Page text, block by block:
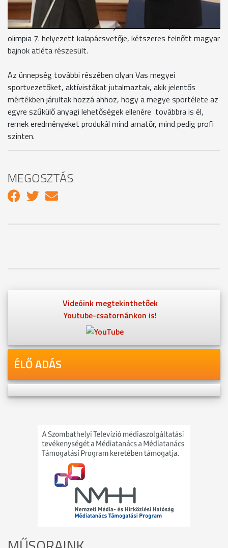
sportéletét. Ezt követően Vas Megye 28. Örökös Bajnokát
szólították az emelvényre. A díjban Szitás Imre, a szöuli
olimpia 7. helyezett kalapácsvetője, kétszeres felnőtt magyar
bajnok atléta részesült.
Az ünnepség további részében olyan Vas megyei
sportvezetőket, aktívistákat jutalmaztak, akik jelentős
mértékben járultak hozzá ahhoz, hogy a megye sportélete az
egyre szűkülő anyagi lehetőségek ellenére továbbra is él,
remek eredményeket produkál mind amatőr, mind pedig profi
szinten.
MEGOSZTÁS
Videóink megtekinthetőek
Youtube-csatornánkon is!
ÉLŐ ADÁS